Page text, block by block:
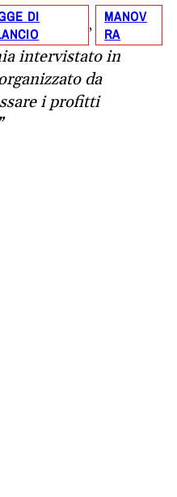
DI
,
MANOV
RA
intervistato in
da
i profitti